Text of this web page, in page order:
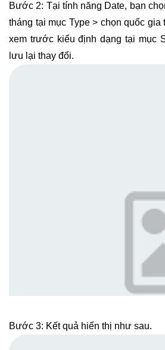
Bước 2: Tại tính năng Date, bạn
tháng tại mục Type > chọn quốc gia
xem trước kiểu định dạng tại mục
lưu lại thay đổi.
Bước 3: Kết quả hiển thị như sau.